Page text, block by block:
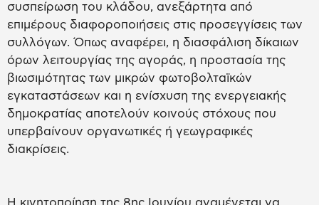
συσπείρωση του κλάδου, ανεξάρτητα από
επιμέρους διαφοροποιήσεις στις προσεγγίσεις των
συλλόγων. Όπως αναφέρει, η διασφάλιση δίκαιων
όρων λειτουργίας της αγοράς, η προστασία της
βιωσιμότητας των μικρών φωτοβολταϊκών
εγκαταστάσεων και η ενίσχυση της ενεργειακής
δημοκρατίας αποτελούν κοινούς στόχους που
υπερβαίνουν οργανωτικές ή γεωγραφικές
διακρίσεις.